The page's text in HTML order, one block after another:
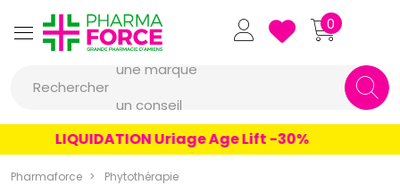
Pharmaforce Grande Pharmacie
0
Rechercher
une marque
un produit
une marque
LIQUIDATION Uriage Age Lift -30%
Pharmaforce Phytothérapie